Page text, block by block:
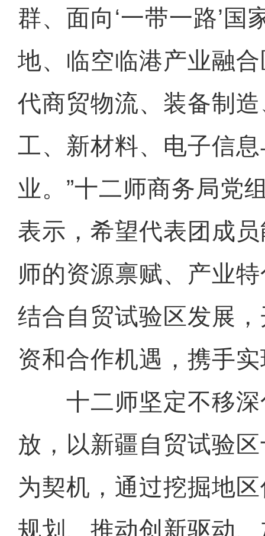
群、面向‘一带一路’国
地、临空临港产业融
代商贸物流、装备制
工、新材料、电子信
业。”十二师商务局党
表示，希望代表团成
师的资源禀赋、产业
结合自贸试验区发展
资和合作机遇，携手
十二师坚定不移深
放，以新疆自贸试验
为契机，通过挖掘地
规划、推动创新驱动